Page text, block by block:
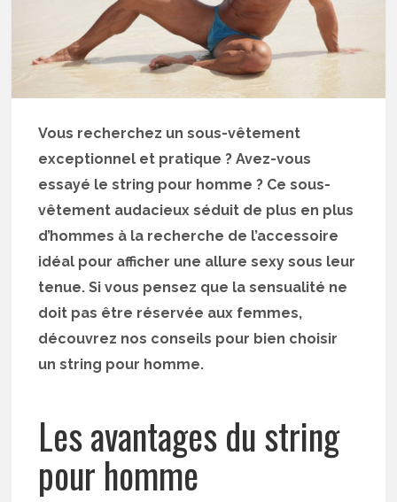
Vous recherchez un sous-vêtement
exceptionnel et pratique ? Avez-vous
essayé le string pour homme ? Ce sous-
vêtement audacieux séduit de plus en plus
d’hommes à la recherche de l’accessoire
idéal pour afficher une allure sexy sous leur
tenue. Si vous pensez que la sensualité ne
doit pas être réservée aux femmes,
découvrez nos conseils pour bien choisir
un string pour homme.
Les avantages du string
pour homme